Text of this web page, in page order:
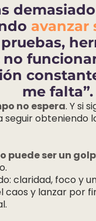
avanzar
me falta”.
no espera. Y si
seguir obteniendo
puede ser un
claridad, foco y
caos y lanzar por